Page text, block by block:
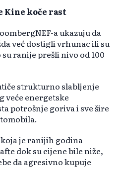
Kine koče rast
a ukazuju da
već dostigli vrhunac ili su
ranije prešli nivo od 100
strukturno slabljenje
veće energetske
potrošnje goriva i sve šire
je ranijih godina
dok su cijene bile niže,
da agresivno kupuje